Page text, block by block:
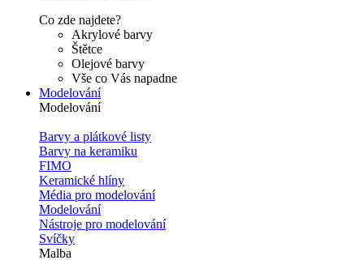
Co zde najdete?
Akrylové barvy
Štětce
Olejové barvy
Vše co Vás napadne
Modelování
Modelování
Barvy a plátkové listy
Barvy na keramiku
FIMO
Keramické hlíny
Média pro modelování
Modelování
Nástroje pro modelování
Svíčky
Malba